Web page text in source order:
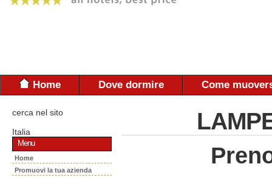
Home Dove dormire Come
cerca nel sito
Italia
Menu
Home
Promuovi la tua azienda